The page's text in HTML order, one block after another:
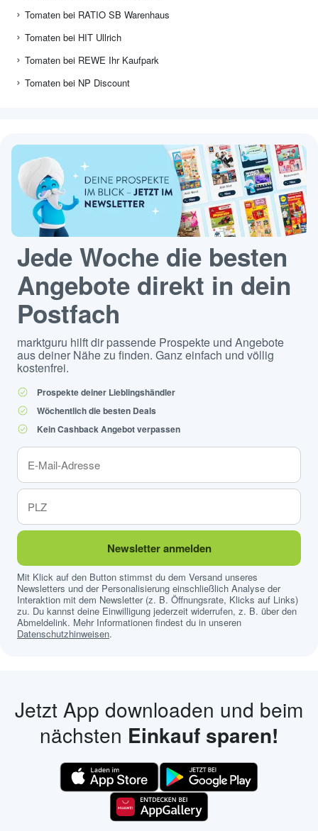
Tomaten bei RATIO SB Warenhaus
Tomaten bei HIT Ullrich
Tomaten bei REWE Ihr Kaufpark
Tomaten bei NP Discount
Jede Woche die besten
Angebote direkt in dein
Postfach
marktguru hilft dir passende Prospekte und Angebote
aus deiner Nähe zu finden. Ganz einfach und völlig
kostenfrei.
Prospekte deiner Lieblingshändler
Wöchentlich die besten Deals
Kein Cashback Angebot verpassen
Newsletter anmelden
Mit Klick auf den Button stimmst du dem Versand unseres
Newsletters und der Personalisierung einschließlich Analyse der
Interaktion mit dem Newsletter (z. B. Öffnungsrate, Klicks auf Links)
zu. Du kannst deine Einwilligung jederzeit widerrufen, z. B. über den
Abmeldelink. Mehr Informationen findest du in unseren
Datenschutzhinweisen.
Jetzt App downloaden und beim
nächsten Einkauf sparen!